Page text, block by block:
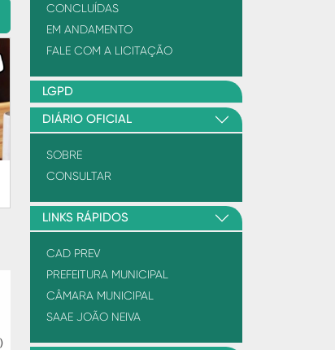
CONCLUÍDAS
EM ANDAMENTO
FALE COM A LICITAÇÃO
LGPD
DIÁRIO OFICIAL
SOBRE
CONSULTAR
LINKS RÁPIDOS
CAD PREV
PREFEITURA MUNICIPAL
CÂMARA MUNICIPAL
SAAE JOÃO NEIVA